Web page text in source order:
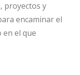
proyectos y
encaminar el
el que